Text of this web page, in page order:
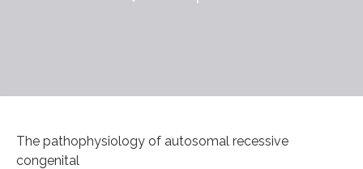
The pathophysiology of autosomal recessive
congenital